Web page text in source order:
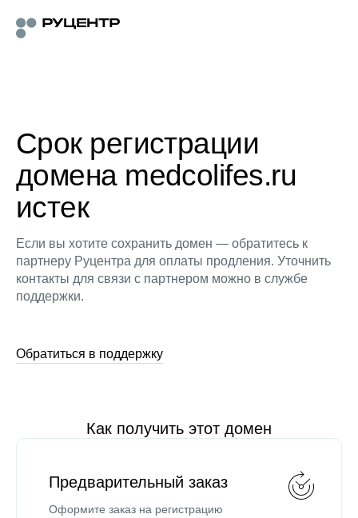
Срок регистрации
домена medcolifes.ru
истек
Если вы хотите сохранить домен — обратитесь к
партнеру Руцентра для оплаты продления. Уточнить
контакты для связи с партнером можно в службе
поддержки.
Обратиться в поддержку
Как получить этот домен
Предварительный заказ
Оформите заказ на регистрацию